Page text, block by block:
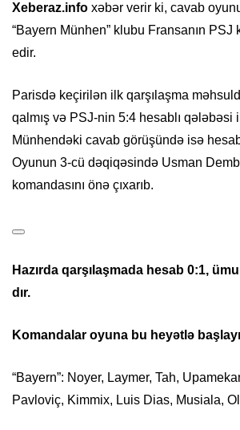
Xeberaz.info xəbər verir ki, cavab
“Bayern Münhen” klubu Fransanın PSJ
edir.
Parisdə keçirilən ilk qarşılaşma
qalmış və PSJ-nin 5:4 hesablı qələbəsi
Münhendəki cavab görüşündə isə
Oyunun 3-cü dəqiqəsində Usman
komandasını önə çıxarıb.
Hazırda qarşılaşmada hesab 0:1,
dır.
Komandalar oyuna bu heyətlə
“Bayern”: Noyer, Laymer, Tah,
Pavloviç, Kimmix, Luis Dias, Musiala,